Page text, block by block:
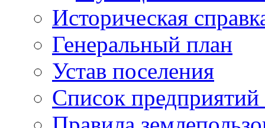
Историческая
Генеральный план
Устав поселения
Список предприятий